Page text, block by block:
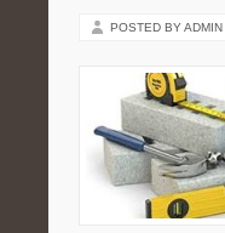
POSTED BY ADMIN